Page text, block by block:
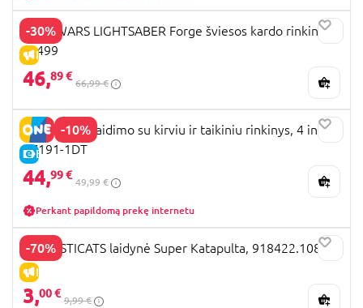
-30%
IŠPARDAVIMAS
STAR WARS LIGHTSABER Forge šviesos kardo rinkinys,
F9499
46,89 €
66,99 €
-10%
E-KAINA
AJ SPORTZ žaidimo su kirviu ir taikiniu rinkinys, 4 in 1,
AZ191-1DT
44,99 €
49,99 €
Perkant papildomą prekę internetu
-70%
IŠPARDAVIMAS
FANTASTICATS laidynė Super Katapulta, 918422.108
3,00 €
9,99 €